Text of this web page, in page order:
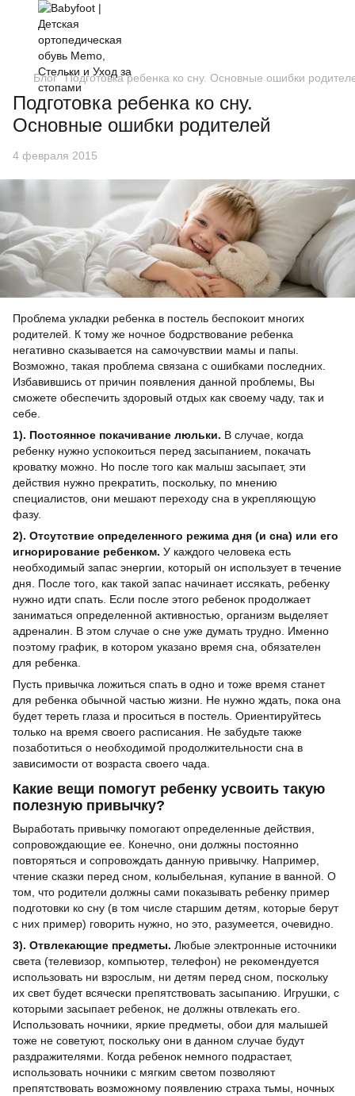
Блог Подготовка ребенка ко сну. Основные ошибки
Подготовка ребенка ко сну.
Основные ошибки родителей
4 февраля 2015
Проблема укладки ребенка в постель беспокоит многих
родителей. К тому же ночное бодрствование ребенка
негативно сказывается на самочувствии мамы и папы.
Возможно, такая проблема связана с ошибками последних.
Избавившись от причин появления данной проблемы, Вы
сможете обеспечить здоровый отдых как своему чаду, так и
себе.
1). Постоянное покачивание люльки. В случае, когда
ребенку нужно успокоиться перед засыпанием, покачать
кроватку можно. Но после того как малыш засыпает, эти
действия нужно прекратить, поскольку, по мнению
специалистов, они мешают переходу сна в укрепляющую
фазу.
2). Отсутствие определенного режима дня (и сна) или его
игнорирование ребенком. У каждого человека есть
необходимый запас энергии, который он использует в течение
дня. После того, как такой запас начинает иссякать, ребенку
нужно идти спать. Если после этого ребенок продолжает
заниматься определенной активностью, организм выделяет
адреналин. В этом случае о сне уже думать трудно. Именно
поэтому график, в котором указано время сна, обязателен
для ребенка.
Пусть привычка ложиться спать в одно и тоже время станет
для ребенка обычной частью жизни. Не нужно ждать, пока она
будет тереть глаза и проситься в постель. Ориентируйтесь
только на время своего расписания. Не забудьте также
позаботиться о необходимой продолжительности сна в
зависимости от возраста своего чада.
Какие вещи помогут ребенку усвоить такую
полезную привычку?
Выработать привычку помогают определенные действия,
сопровождающие ее. Конечно, они должны постоянно
повторяться и сопровождать данную привычку. Например,
чтение сказки перед сном, колыбельная, купание в ванной. О
том, что родители должны сами показывать ребенку пример
подготовки ко сну (в том числе старшим детям, которые берут
с них пример) говорить нужно, но это, разумеется, очевидно.
3). Отвлекающие предметы. Любые электронные источники
света (телевизор, компьютер, телефон) не рекомендуется
использовать ни взрослым, ни детям перед сном, поскольку
их свет будет всячески препятствовать засыпанию. Игрушки, с
которыми засыпает ребенок, не должны отвлекать его.
Использовать ночники, яркие предметы, обои для малышей
тоже не советуют, поскольку они в данном случае будут
раздражителями. Когда ребенок немного подрастает,
использовать ночники с мягким светом позволяют
препятствовать возможному появлению страха тьмы, ночных